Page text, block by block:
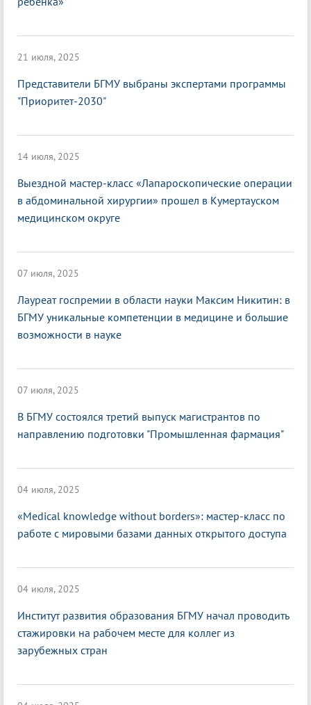
21 июля, 2025
Представители БГМУ выбраны экспертами программы
"Приоритет-2030"
14 июля, 2025
Выездной мастер-класс «Лапароскопические операции
в абдоминальной хирургии» прошел в Кумертауском
медицинском округе
07 июля, 2025
Лауреат госпремии в области науки Максим Никитин: в
БГМУ уникальные компетенции в медицине и большие
возможности в науке
07 июля, 2025
В БГМУ состоялся третий выпуск магистрантов по
направлению подготовки "Промышленная фармация"
04 июля, 2025
«Medical knowledge without borders»: мастер-класс по
работе с мировыми базами данных открытого доступа
04 июля, 2025
Институт развития образования БГМУ начал проводить
стажировки на рабочем месте для коллег из
зарубежных стран